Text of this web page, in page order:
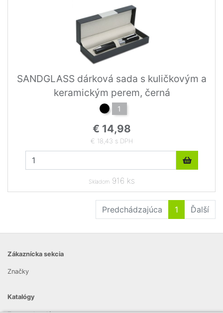
SANDGLASS dárková sada s kuličkovým a
keramickým perem, černá
1
€ 14,98
€ 18,43 s DPH
Skladom 916 ks
Predchádzajúca 1 Ďalší
Zákaznícka sekcia
Značky
Katalógy